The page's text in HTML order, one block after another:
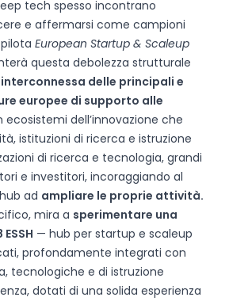
tech spesso incontrano
e affermarsi come campioni
European Startup & Scaleup
questa debolezza strutturale
delle principali e
europee di supporto alle
ecosistemi dell’innovazione che
istituzioni di ricerca e istruzione
di ricerca e tecnologia, grandi
e investitori, incoraggiando al
ad ampliare le proprie attività.
mira a sperimentare una
— hub per startup e scaleup
profondamente integrati con
tecnologiche e di istruzione
dotati di una solida esperienza